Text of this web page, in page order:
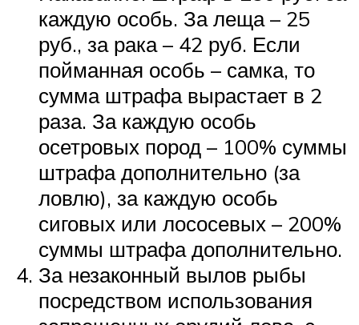
каждую особь. За леща – 25
руб., за рака – 42 руб. Если
пойманная особь – самка, то
сумма штрафа вырастает в 2
раза. За каждую особь
осетровых пород – 100% суммы
штрафа дополнительно (за
ловлю), за каждую особь
сиговых или лососевых – 200%
суммы штрафа дополнительно.
За незаконный вылов рыбы
посредством использования